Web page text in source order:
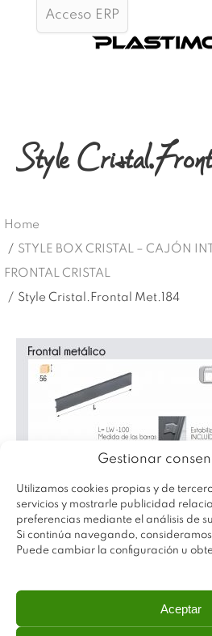
Gestionar
Utilizamos cookies propias y de
servicios y mostrarle publicidad
preferencias mediante el análisis de
Si continúa navegando,
Puede cambiar la configuración u
Aceptar
Acceso ERP
Style
Home
/ STYLE BOX CRISTAL – CAJÓN
FRONTAL CRISTAL
/ Style Cristal.Frontal Met.184